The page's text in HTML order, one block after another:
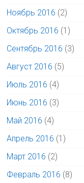
Ноябрь 2016 (2)
Октябрь 2016 (1)
Сентябрь 2016 (3)
Август 2016 (5)
Июль 2016 (4)
Июнь 2016 (3)
Май 2016 (4)
Апрель 2016 (1)
Март 2016 (2)
Февраль 2016 (8)